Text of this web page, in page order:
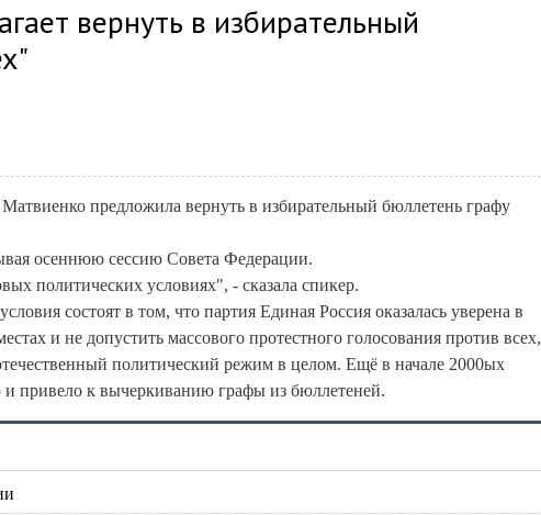
вернуть в избирательный
предложила вернуть в избирательный бюллетень графу
осеннюю сессию Совета Федерации.
политических условиях", - сказала спикер.
состоят в том, что партия Единая Россия оказалась уверена в
и не допустить массового протестного голосования против всех,
политический режим в целом. Ещё в начале 2000ых
и привело к вычеркиванию графы из бюллетеней.